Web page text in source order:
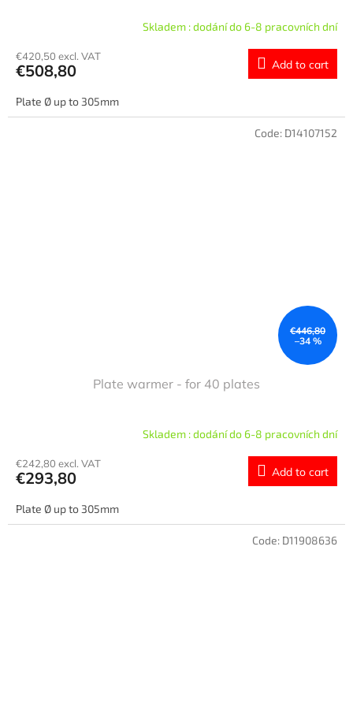
Skladem : dodání do 6-8 pracovních dní
€420,50 excl. VAT
€508,80 Add to cart
Plate Ø up to 305mm
€446,80
–34 %
Plate warmer - for 40 plates
Skladem : dodání do 6-8 pracovních dní
€242,80 excl. VAT
€293,80 Add to cart
Plate Ø up to 305mm
Code: D14107152
Code: D11908636